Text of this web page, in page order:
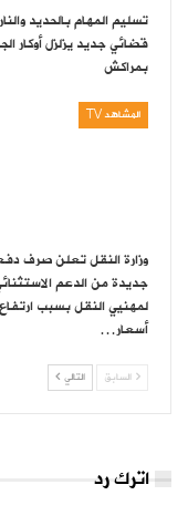
تسليم المهام بالحديد
قضائي جديد يزلزل أوكار
بمراكش
المشاهد TV
وزارة النقل تعلن صرف
جديدة من الدعم
لمهنيي النقل بسبب ارتفاع
أسعار…
السابق التالي
اترك رد